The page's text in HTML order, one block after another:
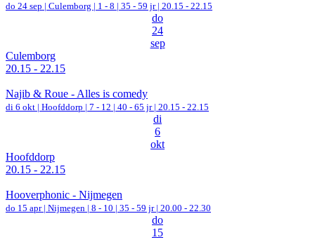
do 24 sep | Culemborg | 1 - 8 | 35 - 59 jr | 20.15 - 22.15
do
24
sep
Culemborg
20.15 - 22.15
Najib & Roue - Alles is comedy
di 6 okt | Hoofddorp | 7 - 12 | 40 - 65 jr | 20.15 - 22.15
di
6
okt
Hoofddorp
20.15 - 22.15
Hooverphonic - Nijmegen
do 15 apr | Nijmegen | 8 - 10 | 35 - 59 jr | 20.00 - 22.30
do
15